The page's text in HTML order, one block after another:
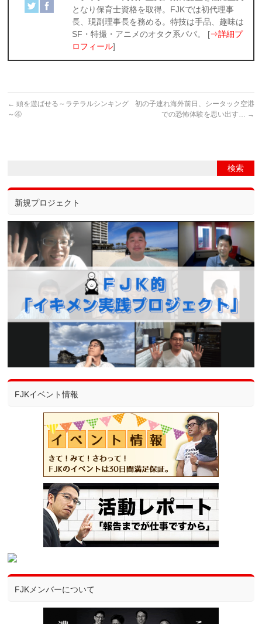
となり保育士資格を取得。FJKでは初代理事
長、現副理事長を務める。特技は手品、趣味は
SF・特撮・アニメのオタク系パパ。 [⇒詳細プ
ロフィール]
← 頭を遊ばせる～ラテラルシンキング
～④
初の子連れ海外前日、シータック空港
での恐怖体験を思い出す… →
新規プロジェクト
FJKイベント情報
FJKメンバーについて